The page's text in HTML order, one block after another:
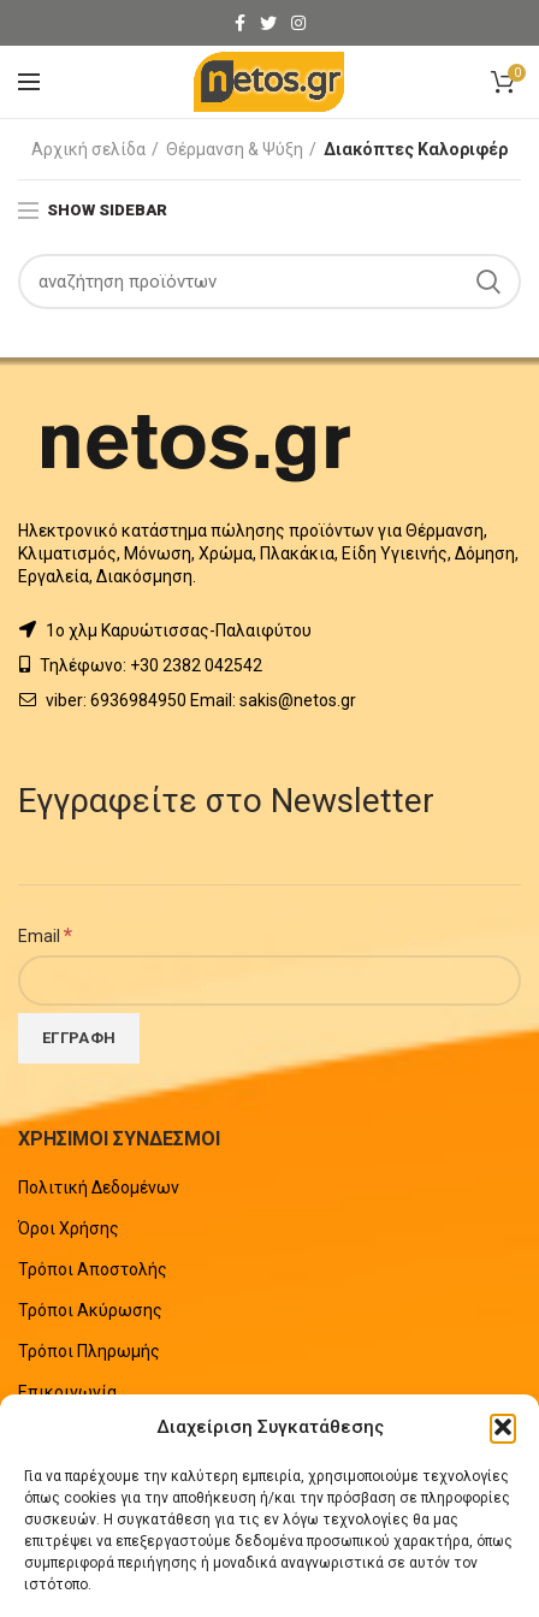
Διαχείριση Συγκατάθεσης
Για να παρέχουμε την καλύτερη εμπειρία, χρησιμοποιούμε τεχνολογίες
όπως cookies για την αποθήκευση ή/και την πρόσβαση σε πληροφορίες
συσκευών. Η συγκατάθεση για τις εν λόγω τεχνολογίες θα μας
επιτρέψει να επεξεργαστούμε δεδομένα προσωπικού χαρακτήρα, όπως
συμπεριφορά περιήγησης ή μοναδικά αναγνωριστικά σε αυτόν τον
ιστότοπο.
0
Αρχική σελίδα Θέρμανση & Ψύξη Διακόπτες Καλοριφέρ
SHOW SIDEBAR
Ηλεκτρονικό κατάστημα πώλησης προϊόντων για Θέρμανση,
Κλιματισμός, Μόνωση, Χρώμα, Πλακάκια, Είδη Υγιεινής, Δόμηση,
Εργαλεία, Διακόσμηση.
1o χλμ Καρυώτισσας-Παλαιφύτου
Τηλέφωνο: +30 2382 042542
viber: 6936984950 Email: sakis@netos.gr
Εγγραφείτε στο Newsletter
Email *
ΧΡΗΣΙΜΟΙ ΣΥΝΔΕΣΜΟΙ
Πολιτική Δεδομένων
Όροι Χρήσης
Τρόποι Αποστολής
Τρόποι Ακύρωσης
Τρόποι Πληρωμής
Επικοινωνία
ΠΡΟΣΦΑΤΑ ΑΡΘΡΑ
Οδηγός Εξοικονόμησης Ενέργειας
No Comments